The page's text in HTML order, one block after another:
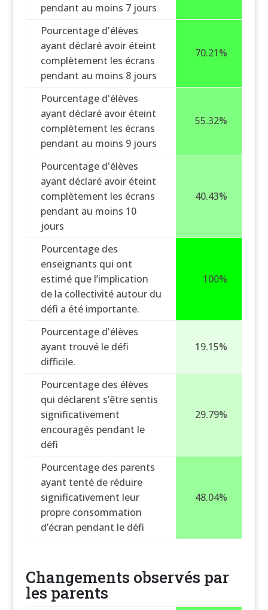
pendant au moins 7 jours
Pourcentage d'élèves
ayant déclaré avoir éteint
complètement les écrans
pendant au moins 8 jours
70.21%
Pourcentage d'élèves
ayant déclaré avoir éteint
complètement les écrans
pendant au moins 9 jours
55.32%
Pourcentage d'élèves
ayant déclaré avoir éteint
complètement les écrans
pendant au moins 10
jours
40.43%
Pourcentage des
enseignants qui ont
estimé que l’implication
de la collectivité autour du
défi a été importante.
100%
Pourcentage d'élèves
ayant trouvé le défi
difficile.
19.15%
Pourcentage des élèves
qui déclarent s’être sentis
significativement
encouragés pendant le
défi
29.79%
Pourcentage des parents
ayant tenté de réduire
significativement leur
propre consommation
d’écran pendant le défi
48.04%
Changements observés par
les parents